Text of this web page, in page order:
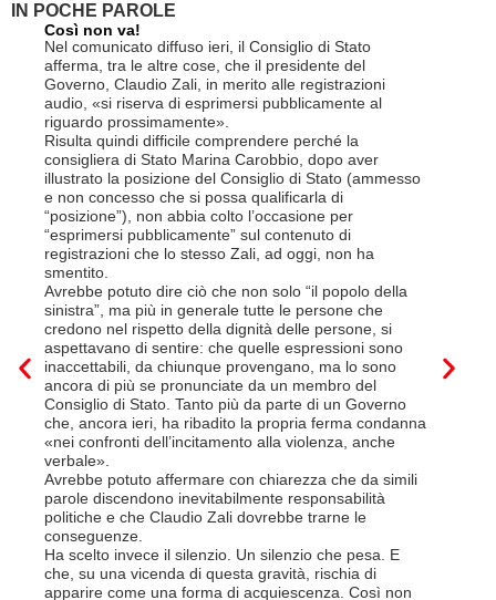
IN POCHE PAROLE
Così non va!
Nel comunicato diffuso ieri, il Consiglio di Stato
afferma, tra le altre cose, che il presidente del
Governo, Claudio Zali, in merito alle registrazioni
audio, «si riserva di esprimersi pubblicamente al
riguardo prossimamente».
Risulta quindi difficile comprendere perché la
consigliera di Stato Marina Carobbio, dopo aver
illustrato la posizione del Consiglio di Stato (ammesso
e non concesso che si possa qualificarla di
“posizione”), non abbia colto l’occasione per
“esprimersi pubblicamente” sul contenuto di
registrazioni che lo stesso Zali, ad oggi, non ha
smentito.
Avrebbe potuto dire ciò che non solo “il popolo della
sinistra”, ma più in generale tutte le persone che
credono nel rispetto della dignità delle persone, si
aspettavano di sentire: che quelle espressioni sono
inaccettabili, da chiunque provengano, ma lo sono
ancora di più se pronunciate da un membro del
Consiglio di Stato. Tanto più da parte di un Governo
che, ancora ieri, ha ribadito la propria ferma condanna
«nei confronti dell’incitamento alla violenza, anche
verbale».
Avrebbe potuto affermare con chiarezza che da simili
parole discendono inevitabilmente responsabilità
politiche e che Claudio Zali dovrebbe trarne le
conseguenze.
Ha scelto invece il silenzio. Un silenzio che pesa. E
che, su una vicenda di questa gravità, rischia di
apparire come una forma di acquiescenza. Così non
franchi
Questa